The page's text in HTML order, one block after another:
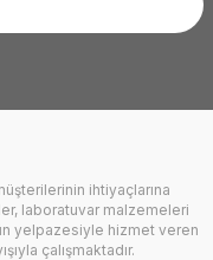
ihtiyaçlarına
laboratuvar malzemeleri
yelpazesiyle hizmet veren
çalışmaktadır.